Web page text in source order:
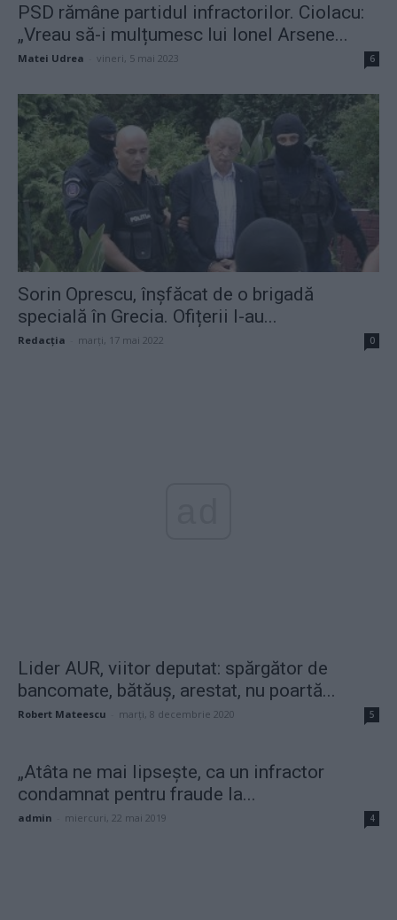
PSD rămâne partidul infractorilor. Ciolacu:
„Vreau să-i mulțumesc lui Ionel Arsene...
Matei Udrea vineri, 5 mai 2023 6
Sorin Oprescu, înșfăcat de o brigadă
specială în Grecia. Ofițerii l-au...
Redacţia marți, 17 mai 2022 0
Lider AUR, viitor deputat: spărgător de
bancomate, bătăuș, arestat, nu poartă...
Robert Mateescu marți, 8 decembrie 2020 5
„Atâta ne mai lipsește, ca un infractor
condamnat pentru fraude la...
admin miercuri, 22 mai 2019 4